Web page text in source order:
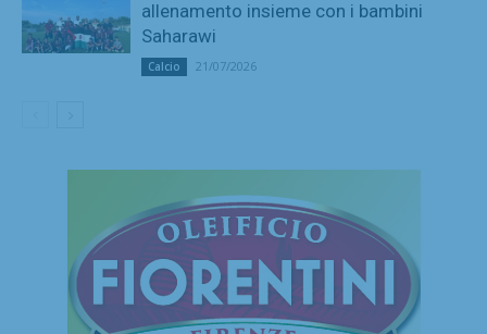
allenamento insieme con i bambini
Saharawi
Calcio 21/07/2026